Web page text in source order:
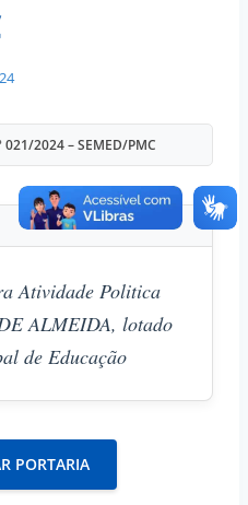
021/2024 – SEMED/PMC
Atividade Politica
ALMEIDA, lotado
de Educação
PORTARIA